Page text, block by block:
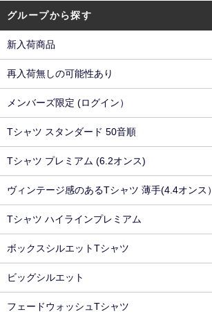
グループから探す
新入荷商品
再入荷無しの可能性あり
メンバーズ限定 (ログイン）
Tシャツ スタンダード 50音順
Tシャツ プレミアム (6.2オンス)
ヴィンテージ感のあるTシャツ 薄手(4.4オンス
Tシャツ ハイラインプレミアム
ボックスシルエットTシャツ
ビッグシルエット
フェードウォッシュTシャツ